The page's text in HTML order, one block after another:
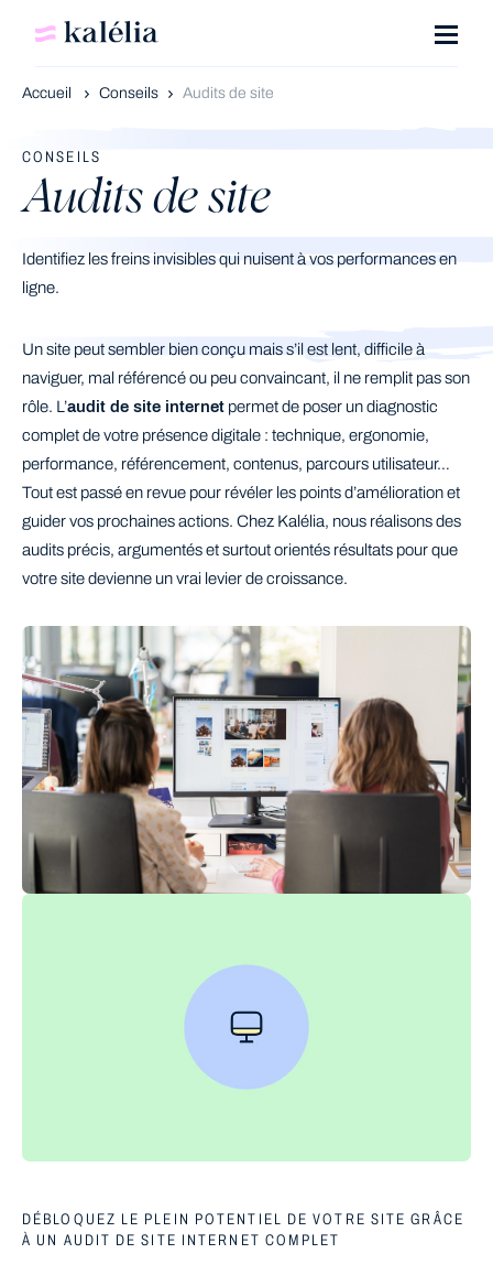
Accueil Conseils Audits de site
CONSEILS
Audits de site
Identifiez les freins invisibles qui nuisent à vos performances en
ligne.
Un site peut sembler bien conçu mais s’il est lent, difficile à
naviguer, mal référencé ou peu convaincant, il ne remplit pas son
rôle. L’audit de site internet permet de poser un diagnostic
complet de votre présence digitale : technique, ergonomie,
performance, référencement, contenus, parcours utilisateur…
Tout est passé en revue pour révéler les points d’amélioration et
guider vos prochaines actions. Chez Kalélia, nous réalisons des
audits précis, argumentés et surtout orientés résultats pour que
votre site devienne un vrai levier de croissance.
DÉBLOQUEZ LE PLEIN POTENTIEL DE VOTRE SITE GRÂCE
À UN AUDIT DE SITE INTERNET COMPLET